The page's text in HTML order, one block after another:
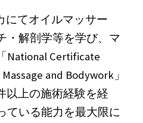
にてオイルマッサー
・解剖学等を学び、マ
National Certificate
and Bodywork」
以上の施術経験を経
ている能力を最大限に